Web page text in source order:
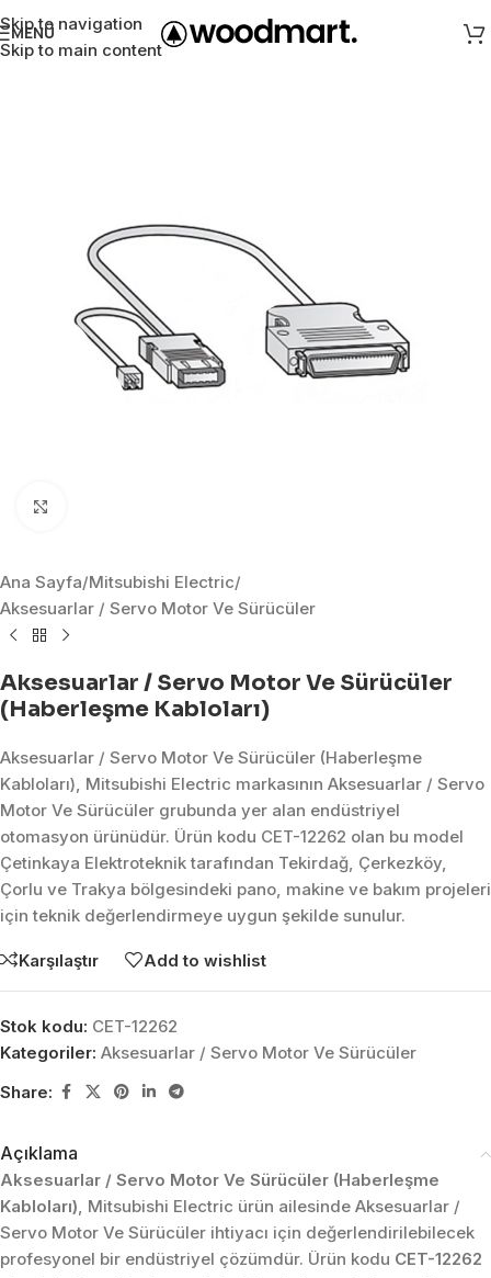
Skip to navigation
Skip to main content
MENÜ
Ana Sayfa/Mitsubishi Electric/
Aksesuarlar / Servo Motor Ve Sürücüler
Aksesuarlar / Servo Motor Ve Sürücüler
(Haberleşme Kabloları)
Aksesuarlar / Servo Motor Ve Sürücüler (Haberleşme
Kabloları), Mitsubishi Electric markasının Aksesuarlar / Servo
Motor Ve Sürücüler grubunda yer alan endüstriyel
otomasyon ürünüdür. Ürün kodu CET-12262 olan bu model
Çetinkaya Elektroteknik tarafından Tekirdağ, Çerkezköy,
Çorlu ve Trakya bölgesindeki pano, makine ve bakım projeleri
için teknik değerlendirmeye uygun şekilde sunulur.
Karşılaştır Add to wishlist
Stok kodu: CET-12262
Kategoriler: Aksesuarlar / Servo Motor Ve Sürücüler
Share:
Açıklama
Aksesuarlar / Servo Motor Ve Sürücüler (Haberleşme
Kabloları), Mitsubishi Electric ürün ailesinde Aksesuarlar /
Servo Motor Ve Sürücüler ihtiyacı için değerlendirilebilecek
profesyonel bir endüstriyel çözümdür. Ürün kodu CET-12262